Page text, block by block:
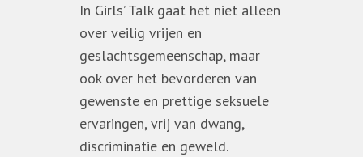
In Girls’ Talk gaat het niet alleen
over veilig vrijen en
geslachtsgemeenschap, maar
ook over het bevorderen van
gewenste en prettige seksuele
ervaringen, vrij van dwang,
discriminatie en geweld.